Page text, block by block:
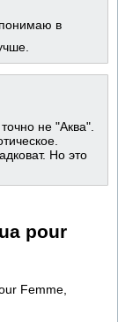
в
не "Аква".
Но это
pour
Femme,